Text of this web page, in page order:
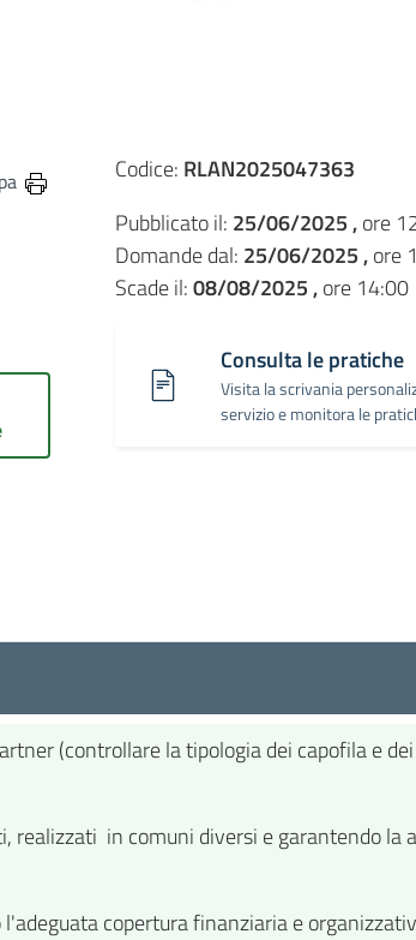
Codice: RLAN2025047363
Pubblicato il: 25/06/2025 ,ore
Domande dal: 25/06/2025 ,ore
Scade il:08/08/2025 ,ore 14:00
Consulta le pratiche
Visita la scrivania
servizio e monitora le
(controllare la tipologia dei capofila e
realizzati in comuni diversi e garantendo la
copertura finanziaria e